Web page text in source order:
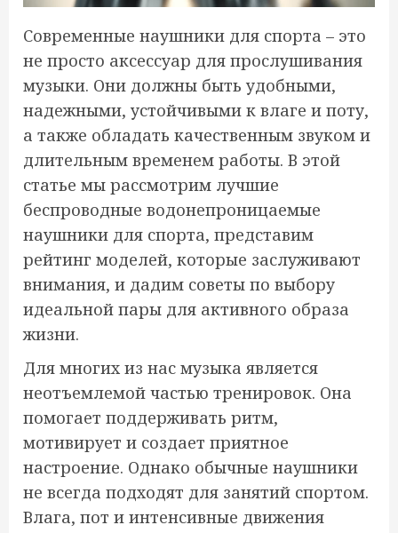
Современные наушники для спорта – это
не просто аксессуар для прослушивания
музыки. Они должны быть удобными,
надежными, устойчивыми к влаге и поту,
а также обладать качественным звуком и
длительным временем работы. В этой
статье мы рассмотрим лучшие
беспроводные водонепроницаемые
наушники для спорта, представим
рейтинг моделей, которые заслуживают
внимания, и дадим советы по выбору
идеальной пары для активного образа
жизни.
Для многих из нас музыка является
неотъемлемой частью тренировок. Она
помогает поддерживать ритм,
мотивирует и создает приятное
настроение. Однако обычные наушники
не всегда подходят для занятий спортом.
Влага, пот и интенсивные движения